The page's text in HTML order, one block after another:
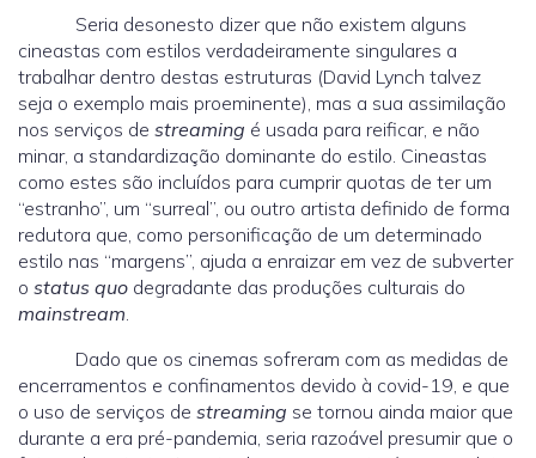
Seria desonesto dizer que não existem alguns
cineastas com estilos verdadeiramente singulares a
trabalhar dentro destas estruturas (David Lynch talvez
seja o exemplo mais proeminente), mas a sua assimilação
nos serviços de streaming é usada para reificar, e não
minar, a standardização dominante do estilo. Cineastas
como estes são incluídos para cumprir quotas de ter um
“estranho”, um “surreal”, ou outro artista definido de forma
redutora que, como personificação de um determinado
estilo nas “margens”, ajuda a enraizar em vez de subverter
o status quo degradante das produções culturais do
mainstream.
Dado que os cinemas sofreram com as medidas de
encerramentos e confinamentos devido à covid-19, e que
o uso de serviços de streaming se tornou ainda maior que
durante a era pré-pandemia, seria razoável presumir que o